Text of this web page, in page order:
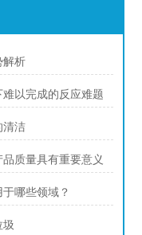
解析
以完成的反应难题
清洁
质量具有重要意义
哪些领域？
圾